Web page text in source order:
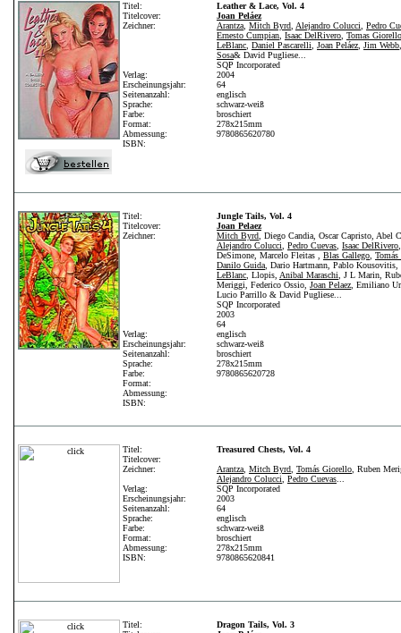
Titel:
Titelcover:
Zeichner:
Verlag:
Erscheinungsjahr:
Seitenanzahl:
Sprache:
Farbe:
Format:
Abmessung:
ISBN:
Leather & Lace, Vol. 4
Joan Peláez
Arantza Mitch Byrd Alejandro Colucci
Pedro
Ernesto Cumpian Isaac DelRivero Tomas Giorello
LeBlanc Daniel Pascarelli Joan Peláez Jim Webb
Sosa& David Pugliese...
SQP Incorporated
2004
64
englisch
schwarz-weiß
broschiert
278x215mm
9780865620780
Titel:
Titelcover:
Zeichner:
Verlag:
Erscheinungsjahr:
Seitenanzahl:
Sprache:
Farbe:
Format:
Abmessung:
ISBN:
Jungle Tails, Vol. 4
Joan Pelaez
Mitch Byrd , Diego Candia, Oscar Capristo, Abel
Alejandro Colucci
Pedro Cuevas Isaac DelRivero
DeSimone, Marcelo Fleitas , Blas Gallego
Danilo Guida , Dario Hartmann, Pablo Kousovitis,
LeBlanc , Llopis, Anibal Maraschi , J L Marin,
Meriggi, Federico Ossio, Joan Pelaez , Emiliano
Lucio Parrillo & David Pugliese...
SQP Incorporated
2003
64
englisch
schwarz-weiß
broschiert
278x215mm
9780865620728
Titel:
Titelcover:
Zeichner:
Verlag:
Erscheinungsjahr:
Seitenanzahl:
Sprache:
Farbe:
Format:
Abmessung:
ISBN:
Treasured Chests, Vol. 4
Arantza Mitch Byrd Tomás Giorello , Ruben
Alejandro Colucci
Pedro Cuevas
SQP Incorporated
2003
64
englisch
schwarz-weiß
broschiert
278x215mm
9780865620841
Titel:
Dragon Tails, Vol. 3